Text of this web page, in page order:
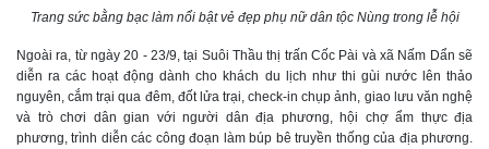
Trang sức bằng bạc làm nổi bật vẻ đẹp phụ nữ dân tộc Nùng trong lễ hội
Ngoài ra, từ ngày 20 - 23/9, tại Suôi Thầu thị trấn Cốc Pài và xã Nấm Dẩn sẽ
diễn ra các hoạt động dành cho khách du lịch như thi gùi nước lên thảo
nguyên, cắm trại qua đêm, đốt lửa trại, check-in chụp ảnh, giao lưu văn nghệ
và trò chơi dân gian với người dân địa phương, hội chợ ẩm thực địa
phương, trình diễn các công đoạn làm búp bê truyền thống của địa phương.